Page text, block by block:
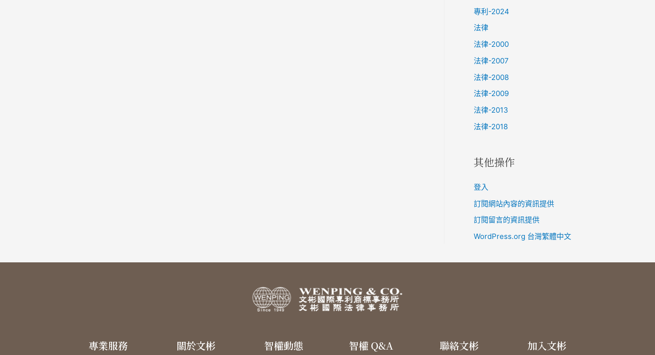
專利-2024
法律
法律-2000
法律-2007
法律-2008
法律-2009
法律-2013
法律-2018
其他操作
登入
訂閱網站內容的資訊提供
訂閱留言的資訊提供
WordPress.org 台灣繁體中文
專業服務 關於文彬 智權動態 智權 Q&A 聯絡文彬 加入文彬